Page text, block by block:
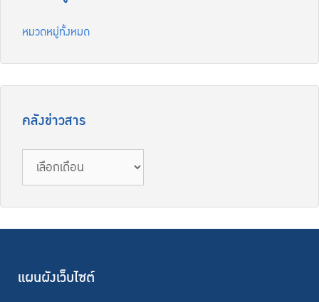
หมวดหมู่ทั้งหมด
คลังข่าวสาร
แผนผังเว็บไซต์